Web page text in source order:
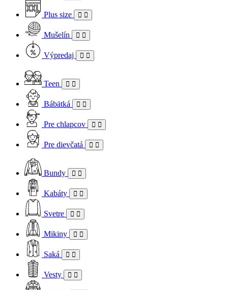
Plus size
Mušelín
Výpredaj
Teen
Bábätká
Pre chlapcov
Pre dievčatá
Bundy
Kabáty
Svetre
Mikiny
Saká
Vesty